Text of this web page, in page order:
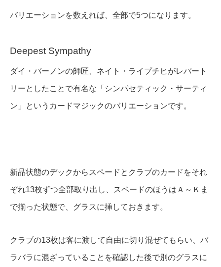
バリエーションを数えれば、全部で5つになります。
Deepest Sympathy
ダイ・バーノンの師匠、ネイト・ライプチヒがレパート
リーとしたことで有名な「シンパセティック・サーティ
ン」というカードマジックのバリエーションです。
新品状態のデックからスペードとクラブのカードをそれ
ぞれ13枚ずつ全部取り出し、スペードのほうはＡ～Ｋま
で揃った状態で、グラスに挿しておきます。
クラブの13枚は客に渡して自由に切り混ぜてもらい、バ
ラバラに混ざっていることを確認した後で別のグラスに